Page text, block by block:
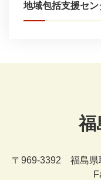
地域包括支援セン
福
〒969-3392 福島県